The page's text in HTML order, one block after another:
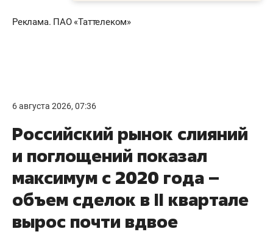
Реклама. ПАО «Таттелеком»
6 августа 2026, 07:36
Российский рынок слияний
и поглощений показал
максимум с 2020 года –
объем сделок в II квартале
вырос почти вдвое